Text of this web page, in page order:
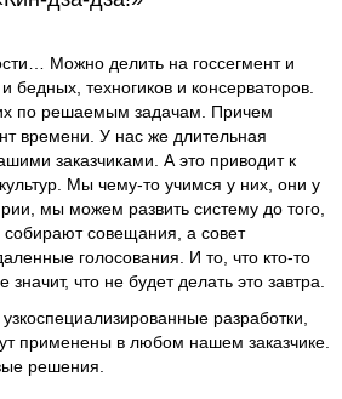
Можно делить на госсегмент и
бедных, техногиков и консерваторов.
по решаемым задачам. Причем
времени. У нас же длительная
заказчиками. А это приводит к
Мы чему-то учимся у них, они у
мы можем развить систему до того,
совещания, а совет
голосования. И то, что кто-то
значит, что не будет делать это завтра.
разработки,
применены в любом нашем заказчике.
решения.